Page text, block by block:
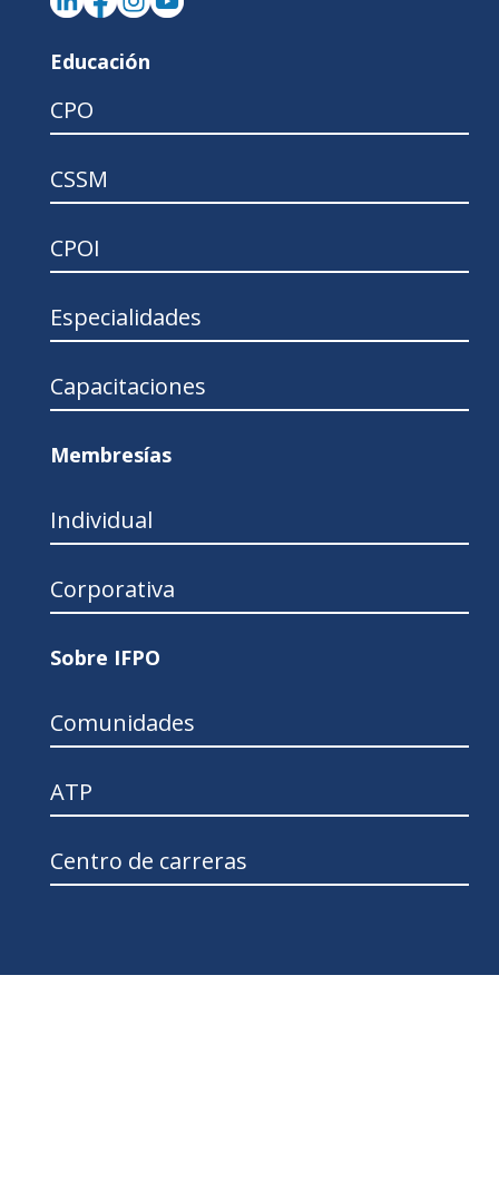
Educación
CPO
CSSM
CPOI
Especialidades
Capacitaciones
Membresías
Individual
Corporativa
Sobre IFPO
Comunidades
ATP
Centro de carreras